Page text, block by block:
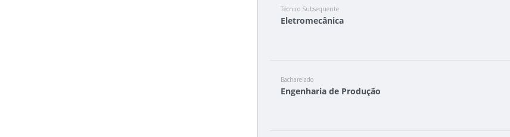
Técnico Subsequente
Eletromecânica
Bacharelado
Engenharia de Produção